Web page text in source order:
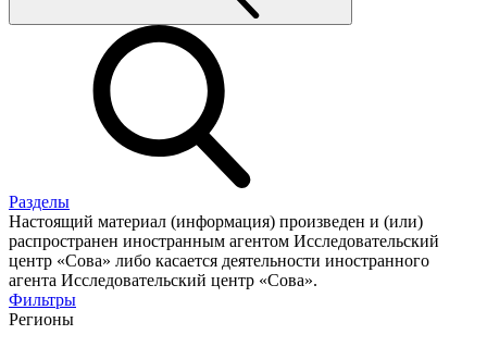
Разделы
Настоящий материал (информация) произведен и (или)
распространен иностранным агентом Исследовательский
центр «Сова» либо касается деятельности иностранного
агента Исследовательский центр «Сова».
Фильтры
Регионы